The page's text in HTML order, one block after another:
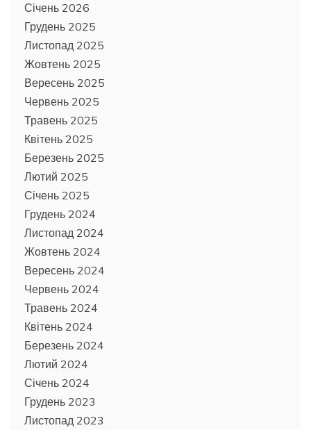
Січень 2026
Грудень 2025
Листопад 2025
Жовтень 2025
Вересень 2025
Червень 2025
Травень 2025
Квітень 2025
Березень 2025
Лютий 2025
Січень 2025
Грудень 2024
Листопад 2024
Жовтень 2024
Вересень 2024
Червень 2024
Травень 2024
Квітень 2024
Березень 2024
Лютий 2024
Січень 2024
Грудень 2023
Листопад 2023